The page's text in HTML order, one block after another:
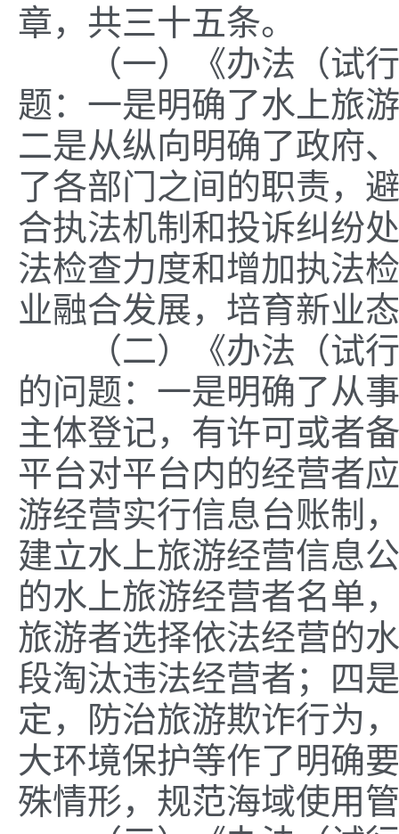
章，共三十五条。
（一）《办法 （试
题：一是明确了水上旅
二是从纵向明确了政府
了各部门之间的职责，
合执法机制和投诉纠纷
法检查力度和增加执法
业融合发展，培育新业
（二）《办法 （试
的问题：一是明确了从
主体登记，有许可或者
平台对平台内的经营者
游经营实行信息台账制
建立水上旅游经营信息
的水上旅游经营者名单
旅游者选择依法经营的
段淘汰违法经营者；四
定，防治旅游欺诈行为
大环境保护等作了明确
殊情形，规范海域使用